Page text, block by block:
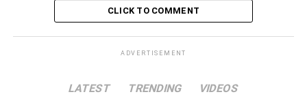
CLICK TO COMMENT
ADVERTISEMENT
LATEST TRENDING VIDEOS